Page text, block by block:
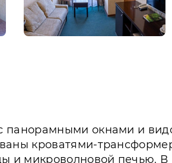
панорамными окнами и
кроватями-
и микроволновой печью.